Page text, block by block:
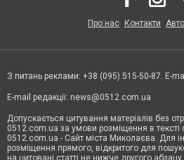
Про нас Контакти
З питань реклами: +38 (095) 515-50-87. E-
E-mail редакції: news@0512.com.ua
Допускається цитування матеріалів без
0512.com.ua за умови розміщення в
0512.com.ua - Сайт міста Миколаєва. Для
розміщення прямого, відкритого для
на цитовані статті не нижче другого